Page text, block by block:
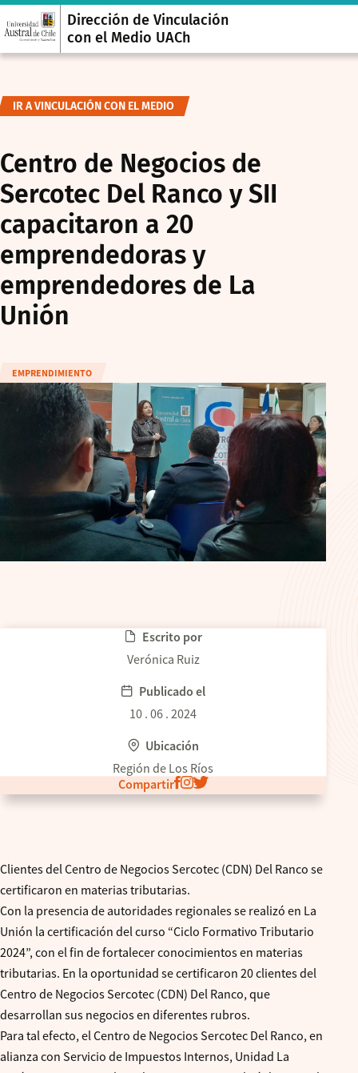
Dirección de Vinculación
con el Medio UACh
IR A VINCULACIÓN CON EL MEDIO
Centro de Negocios de
Sercotec Del Ranco y SII
capacitaron a 20
emprendedoras y
emprendedores de La
Unión
EMPRENDIMIENTO
Clientes del Centro de Negocios Sercotec (CDN) Del Ranco se
certificaron en materias tributarias.
Con la presencia de autoridades regionales se realizó en La
Unión la certificación del curso “Ciclo Formativo Tributario
2024”, con el fin de fortalecer conocimientos en materias
tributarias. En la oportunidad se certificaron 20 clientes del
Centro de Negocios Sercotec (CDN) Del Ranco, que
desarrollan sus negocios en diferentes rubros.
Para tal efecto, el Centro de Negocios Sercotec Del Ranco, en
alianza con Servicio de Impuestos Internos, Unidad La
Escrito por
Verónica Ruiz
Publicado el
10 . 06 . 2024
Ubicación
Región de Los Ríos
Compartir